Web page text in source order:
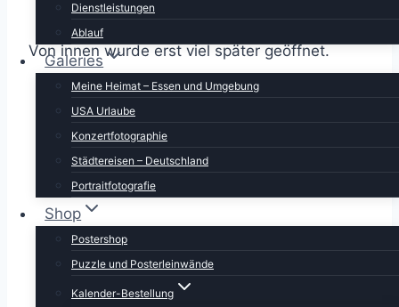
Dienstleistungen
Ablauf
Galeries
Meine Heimat – Essen und Umgebung
USA Urlaube
Konzertfotographie
Städtereisen – Deutschland
Portraitfotografie
Shop
Postershop
Puzzle und Posterleinwände
Kalender-Bestellung
Von innen wurde erst viel später geöffnet.